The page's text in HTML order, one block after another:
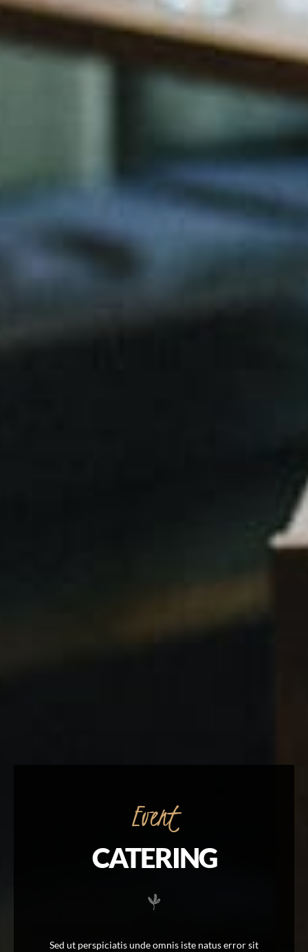
Event
CATERING
Sed ut perspiciatis unde omnis iste natus error sit